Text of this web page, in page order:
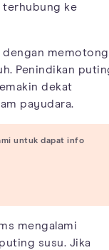
terhubung ke
dengan memotong
Penindikan
dekat
payudara.
untuk dapat info
mengalami
susu. Jika